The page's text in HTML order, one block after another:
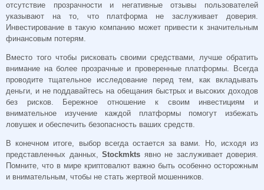
отсутствие прозрачности и негативные отзывы пользователей
указывают на то, что платформа не заслуживает доверия.
Инвестирование в такую компанию может привести к значительным
финансовым потерям.
Вместо того чтобы рисковать своими средствами, лучше обратить
внимание на более прозрачные и проверенные платформы. Всегда
проводите тщательное исследование перед тем, как вкладывать
деньги, и не поддавайтесь на обещания быстрых и высоких доходов
без рисков. Бережное отношение к своим инвестициям и
внимательное изучение каждой платформы помогут избежать
ловушек и обеспечить безопасность ваших средств.
В конечном итоге, выбор всегда остается за вами. Но, исходя из
представленных данных, Stockmkts явно не заслуживает доверия.
Помните, что в мире криптовалют важно быть особенно осторожным
и внимательным, чтобы не стать жертвой мошенников.